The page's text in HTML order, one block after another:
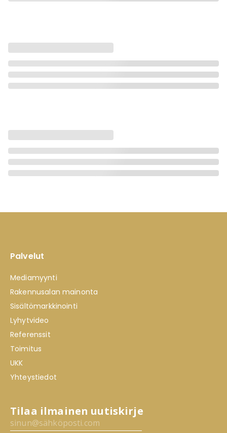
Palvelut
Mediamyynti
Rakennusalan mainonta
Sisältömarkkinointi
Lyhytvideo
Referenssit
Toimitus
UKK
Yhteystiedot
Tilaa ilmainen uutiskirje